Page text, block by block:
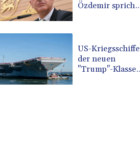
Özdemir spricht
US-Kriegsschiffe
der neuen
"Trump"-Klasse